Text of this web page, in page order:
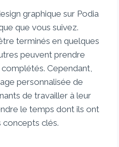
graphique sur Podia
que vous suivez.
terminés en quelques
peuvent prendre
Cependant,
personnalisée de
de travailler à leur
le temps dont ils ont
concepts clés.